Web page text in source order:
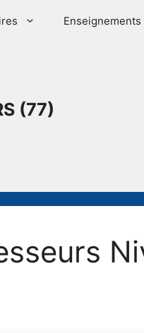
Enseignements
(77)